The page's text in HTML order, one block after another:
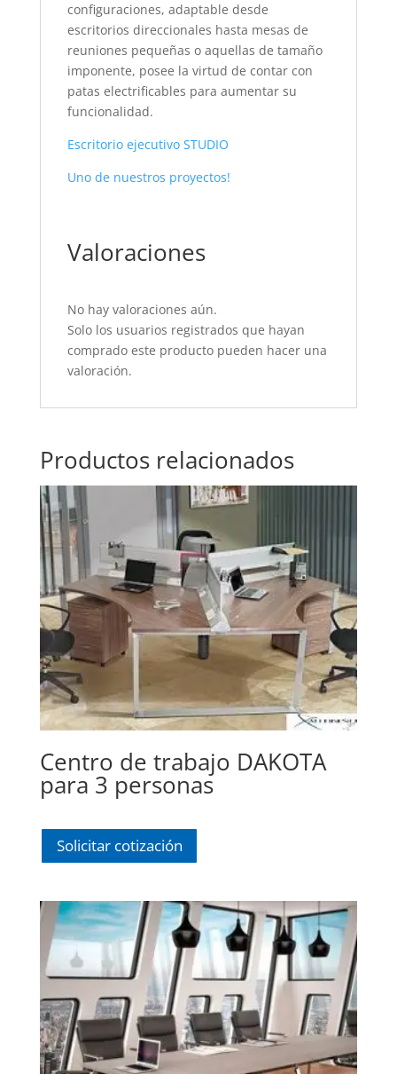
configuraciones, adaptable desde
escritorios direccionales hasta mesas de
reuniones pequeñas o aquellas de tamaño
imponente, posee la virtud de contar con
patas electrificables para aumentar su
funcionalidad.
Escritorio ejecutivo STUDIO
Uno de nuestros proyectos!
Valoraciones
No hay valoraciones aún.
Solo los usuarios registrados que hayan
comprado este producto pueden hacer una
valoración.
Productos relacionados
Centro de trabajo DAKOTA
para 3 personas
Solicitar cotización